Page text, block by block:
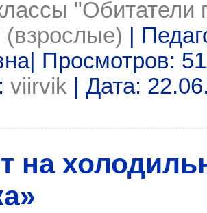
"Обитатели
(взрослые) |
Просмотров:
viirvik | Дата:
на